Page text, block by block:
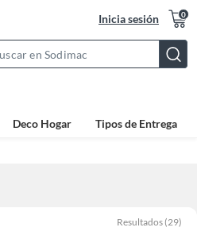
Inicia sesión 0
Bar
Deco Hogar Tipos de Entrega
Resultados (29)